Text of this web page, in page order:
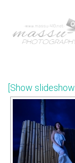
[Show slideshow]